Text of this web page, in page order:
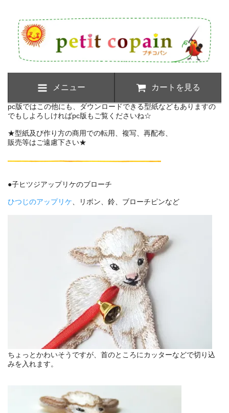
メニュー カートを見る
pc版ではこの他にも、ダウンロードできる型紙などもありますの
でもしよろしければpc版もご覧くださいね☆
★型紙及び作り方の商用での転用、複写、再配布、
販売等はご遠慮下さい★
●子ヒツジアップリケのブローチ
ひつじのアップリケ 、リボン、鈴、ブローチピンなど
ちょっとかわいそうですが、首のところにカッターなどで切り込
みを入れます。